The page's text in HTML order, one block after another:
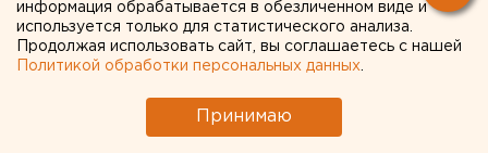
крае
Экономист-регионовед рассказала, почему
частях страны
Выходные в Свердловской области будут
информация обрабатывается в обезличенном виде и
используется только для статистического анализа.
Продолжая использовать сайт, вы соглашаетесь с нашей
Политикой обработки персональных данных
Принимаю